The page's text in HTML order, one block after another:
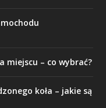
miejscu – co wybrać?
koła – jakie są